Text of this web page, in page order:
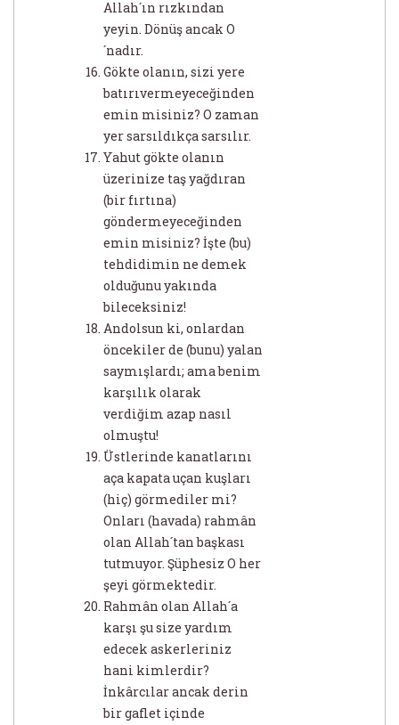
Allah´ın rızkından
yeyin. Dönüş ancak O
´nadır.
Gökte olanın, sizi yere
batırıvermeyeceğinden
emin misiniz? O zaman
yer sarsıldıkça sarsılır.
Yahut gökte olanın
üzerinize taş yağdıran
(bir fırtına)
göndermeyeceğinden
emin misiniz? İşte (bu)
tehdidimin ne demek
olduğunu yakında
bileceksiniz!
Andolsun ki, onlardan
öncekiler de (bunu) yalan
saymışlardı; ama benim
karşılık olarak
verdiğim azap nasıl
olmuştu!
Üstlerinde kanatlarını
aça kapata uçan kuşları
(hiç) görmediler mi?
Onları (havada) rahmân
olan Allah´tan başkası
tutmuyor. Şüphesiz O her
şeyi görmektedir.
Rahmân olan Allah´a
karşı şu size yardım
edecek askerleriniz
hani kimlerdir?
İnkârcılar ancak derin
bir gaflet içinde